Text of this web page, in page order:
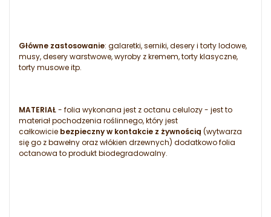
Główne zastosowanie: galaretki, serniki, desery i torty lodowe,
musy, desery warstwowe, wyroby z kremem, torty klasyczne,
torty musowe itp.
MATERIAŁ- folia wykonana jest z octanu celulozy - jest to
materiał pochodzenia roślinnego, który jest
całkowicie bezpieczny w kontakcie z żywnością (wytwarza
się go z bawełny oraz włókien drzewnych) dodatkowo folia
octanowa to produkt biodegradowalny.